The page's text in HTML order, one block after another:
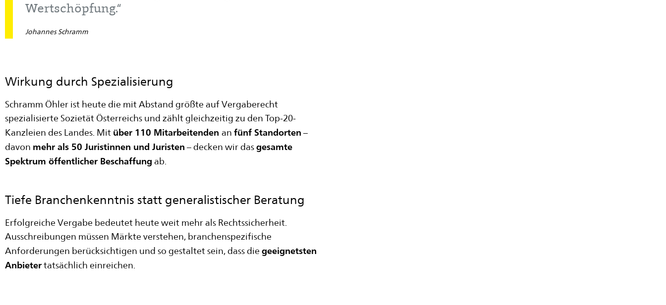
Wertschöpfung.“
Johannes Schramm
Wirkung durch Spezialisierung
Schramm Öhler ist heute die mit Abstand größte auf Vergaberecht
spezialisierte Sozietät Österreichs und zählt gleichzeitig zu den Top-20-
Kanzleien des Landes. Mit über 110 Mitarbeitenden an fünf Standorten –
davon mehr als 50 Juristinnen und Juristen – decken wir das gesamte
Spektrum öffentlicher Beschaffung ab.
Tiefe Branchenkenntnis statt generalistischer Beratung
Erfolgreiche Vergabe bedeutet heute weit mehr als Rechtssicherheit.
Ausschreibungen müssen Märkte verstehen, branchenspezifische
Anforderungen berücksichtigen und so gestaltet sein, dass die geeignetsten
Anbieter tatsächlich einreichen.